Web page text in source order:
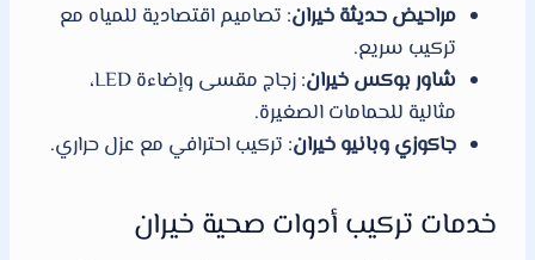
مراحيض حديثة خيران: تصاميم اقتصادية للمياه مع
تركيب سريع.
شاور بوكس خيران
: زجاج مقسى وإضاءة LED،
مثالية للحمامات الصغيرة.
جاكوزي وبانيو خيران: تركيب احترافي مع عزل حراري.
خدمات تركيب أدوات صحية خيران